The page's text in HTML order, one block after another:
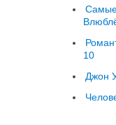
10
Джон